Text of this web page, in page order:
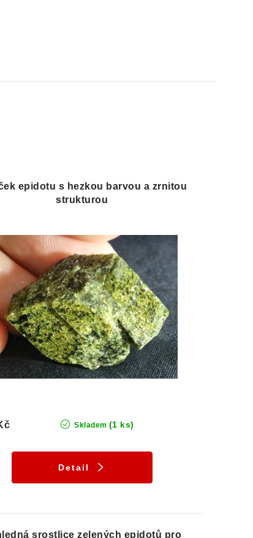
epidotu s hezkou barvou a zrnitou
strukturou
Skladem (1 ks)
Detail
srostlice zelených epidotů pro